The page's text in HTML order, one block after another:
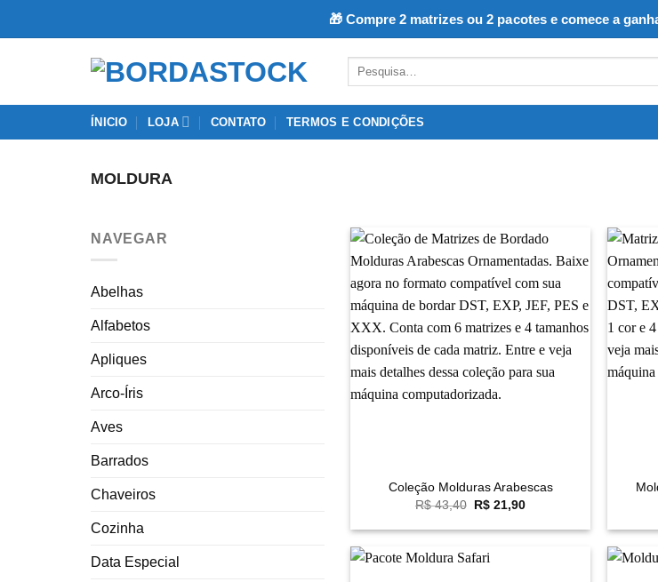
🎁 Compre 2 matrizes ou 2 pacotes e comece a
Pesquisar
ÍNICIO LOJA CONTATO TERMOS E CONDIÇÕES
MOLDURA
NAVEGAR
Abelhas
Alfabetos
Apliques
Arco-Íris
Aves
Barrados
Chaveiros
Cozinha
Data Especial
Coleção Molduras Arabescas
R$43,40 O
original
R$ 43,40.
R$ 21,90O
atual